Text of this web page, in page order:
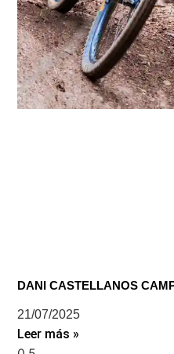
DANI CASTELLANOS
21/07/2025
Leer más »